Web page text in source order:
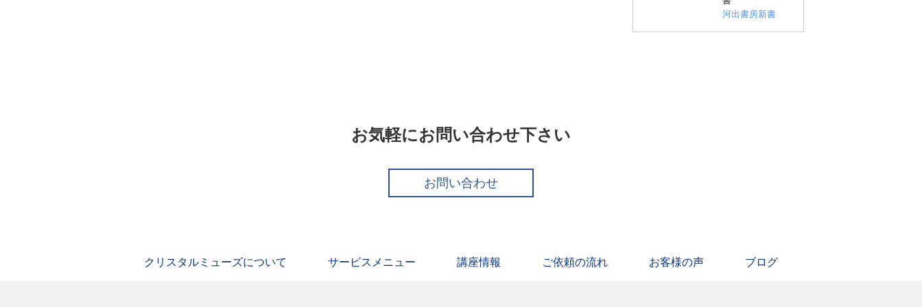
河出書房新書
お気軽にお問い合わせ下さい
お問い合わせ
クリスタルミューズについて サービスメニュー 講座情報 ご依頼の流れ お客様の声 ブログ